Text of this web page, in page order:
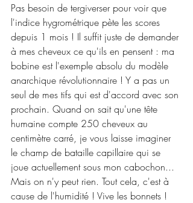
Pas besoin de tergiverser pour voir que
l'indice hygrométrique pète les scores
depuis 1 mois ! Il suffit juste de demander
à mes cheveux ce qu'ils en pensent : ma
bobine est l'exemple absolu du modèle
anarchique révolutionnaire ! Y a pas un
seul de mes tifs qui est d'accord avec son
prochain. Quand on sait qu'une tête
humaine compte 250 cheveux au
centimètre carré, je vous laisse imaginer
le champ de bataille capillaire qui se
joue actuellement sous mon cabochon...
Mais on n'y peut rien. Tout cela, c'est à
cause de l'humidité ! Vive les bonnets !